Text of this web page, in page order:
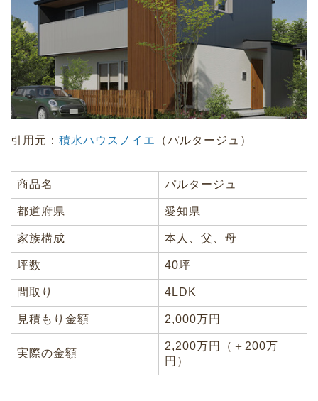
引用元： 積水ハウスノイエ （パルタージュ）
商品名 パルタージュ
都道府県 愛知県
家族構成 本人、父、母
坪数 40坪
間取り 4LDK
見積もり金額 2,000万円
実際の金額
2,200万円（＋200万
円）